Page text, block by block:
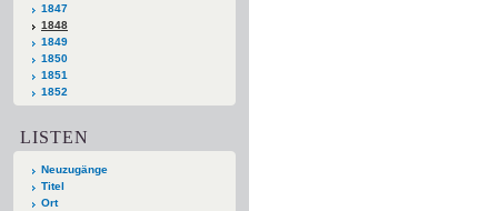
1847
1848
1849
1850
1851
1852
LISTEN
Neuzugänge
Titel
Ort